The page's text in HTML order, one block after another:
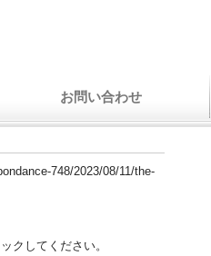
お問い合わせ
748/2023/08/11/the-
クしてください。